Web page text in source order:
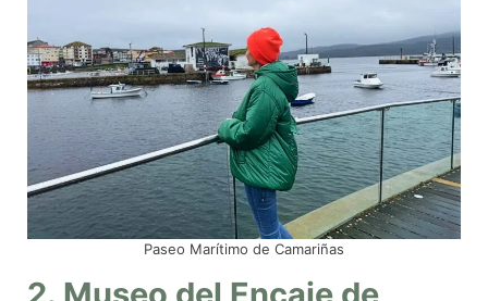
Paseo Marítimo de Camariñas